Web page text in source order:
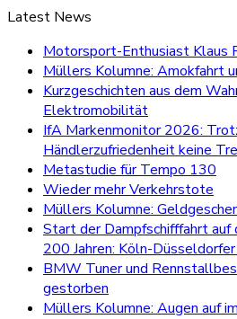
Latest News
Motorsport-Enthusiast Klaus
Müllers Kolumne: Amokfahrt
Kurzgeschichten aus dem
Elektromobilität
IfA Markenmonitor 2026:
Händlerzufriedenheit keine
Metastudie für Tempo 130
Wieder mehr Verkehrstote
Müllers Kolumne:
Start der Dampfschifffahrt auf
200 Jahren: Köln-
BMW Tuner und
gestorben
Müllers Kolumne: Augen auf